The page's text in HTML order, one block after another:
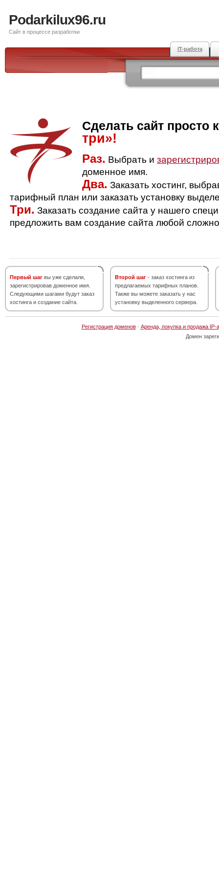
Podarkilux96.ru
Сайт в процессе разработки
IT-работа
Сделать сайт просто
три»!
Раз. Выбрать и
доменное имя.
Два. Заказать хостинг,
тарифный план или заказать установку
Три. Заказать создание сайта у нашего
предложить вам создание сайта любой
Первый шаг вы уже сделали,
зарегистрировав доменное имя.
Следующими шагами будут заказ
хостинга и создание сайта.
Второй шаг - заказ хостинга из
предлагаемых тарифных планов.
Также вы можете заказать у нас
установку выделенного сервера.
Регистрация доменов· Аренда, покупка и продажа IP-
Домен